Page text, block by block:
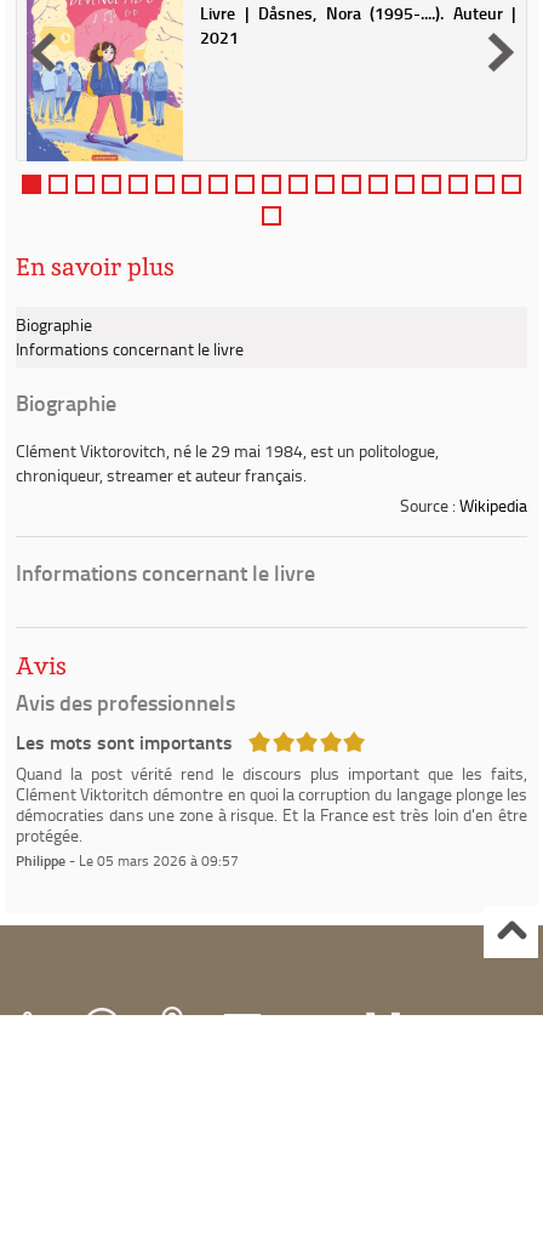
Livre | Dåsnes, Nora (1995-....). Auteur |
2021
En savoir plus
Biographie
Informations concernant le livre
Biographie
Clément Viktorovitch, né le 29 mai 1984, est un politologue,
chroniqueur, streamer et auteur français.
Source : Wikipedia
Informations concernant le livre
Avis
Avis des professionnels
Les mots sont importants 5/5
Quand la post vérité rend le discours plus important que les faits,
Clément Viktoritch démontre en quoi la corruption du langage plonge les
démocraties dans une zone à risque. Et la France est très loin d'en être
protégée.
Philippe- Le 05 mars 2026 à 09:57